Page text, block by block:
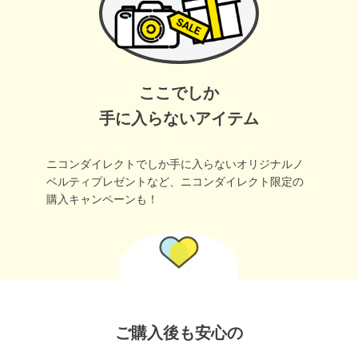
ここでしか
手に入らないアイテム
ニコンダイレクトでしか手に入らないオリジナルノ
ベルティプレゼントなど、ニコンダイレクト限定の
購入キャンペーンも！
ご購入後も安心の